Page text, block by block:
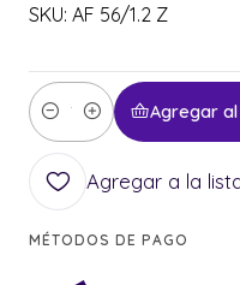
SKU: AF 56/1.2 Z
Cantidad
Agregar
Agregar a la
MÉTODOS DE PAGO